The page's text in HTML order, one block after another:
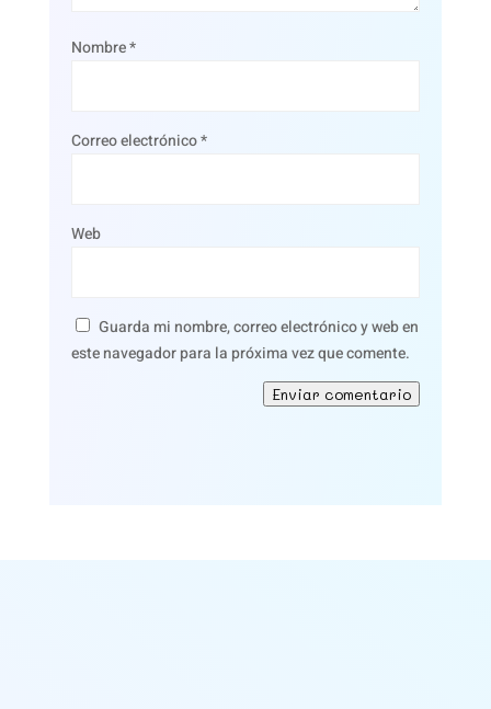
Nombre*
Correo electrónico*
Web
Guarda mi nombre, correo electrónico y web en
este navegador para la próxima vez que comente.
Enviar comentario